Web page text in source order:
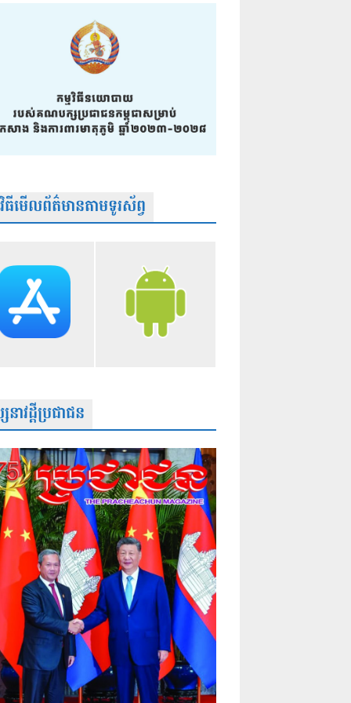
ធីមើលព័ត៌មានតាមទូរស័ព្វ
ាវដ្តីប្រជាជន